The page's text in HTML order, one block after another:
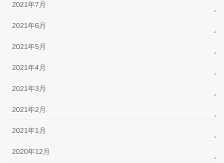
2021年7月
2021年6月
2021年5月
2021年4月
2021年3月
2021年2月
2021年1月
2020年12月